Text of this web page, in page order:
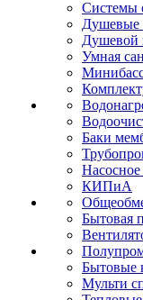
Системы
Душевые
Душевой
Умная
Баки
Насосное
КИПиА
Бытовая
Бытовые
Мульти